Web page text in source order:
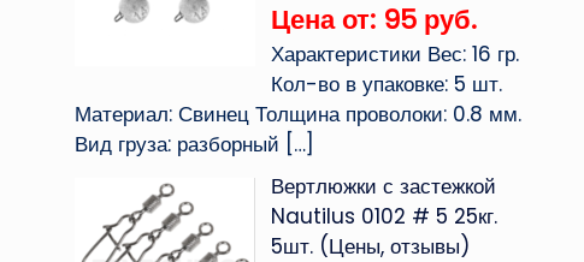
Цена от: 95 руб.
Характеристики Вес: 16 гр.
Кол-во в упаковке: 5 шт.
Материал: Свинец Толщина проволоки: 0.8 мм.
Вид груза: разборный […]
Вертлюжки с застежкой
Nautilus 0102 # 5 25кг.
5шт. (Цены, отзывы)